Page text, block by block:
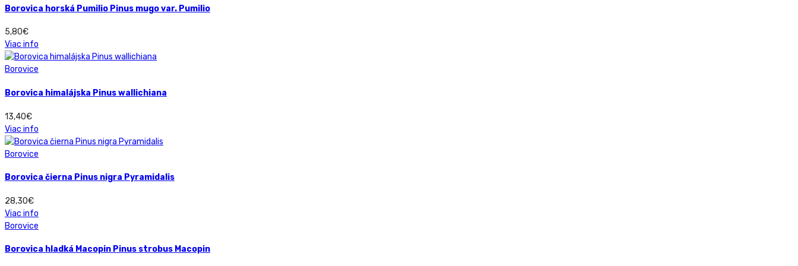
Borovica horská Pumilio Pinus mugo var. Pumilio
5,80€
Viac info
Borovice
Borovica himalájska Pinus wallichiana
13,40€
Viac info
Borovice
Borovica čierna Pinus nigra Pyramidalis
28,30€
Viac info
Borovice
Borovica hladká Macopin Pinus strobus Macopin